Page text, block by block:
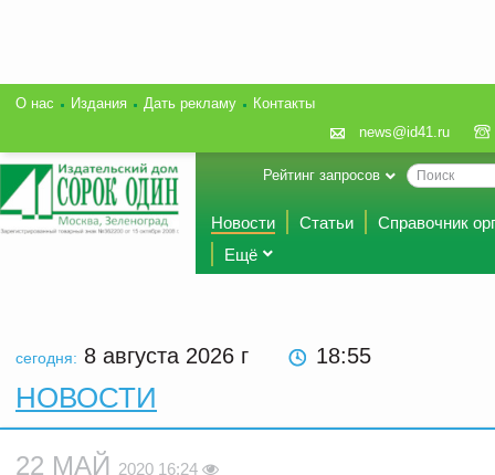
О нас Издания Дать рекламу
Контакты
news@id41.ru
Рейтинг запросов
Новости Статьи
Справочник
Ещё
сегодня: 8 августа 2026 г 18:55
НОВОСТИ
22 МАЙ 2020 16:24